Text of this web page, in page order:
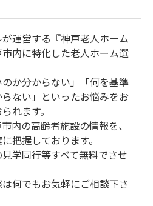
運営する『神戸老人ホーム
内に特化した老人ホーム選
のか分からない」「何を基準
ない」といったお悩みをお
れます。
内の高齢者施設の情報を、
把握しております。
学同行等すべて無料でさせ
何でもお気軽にご相談下さ